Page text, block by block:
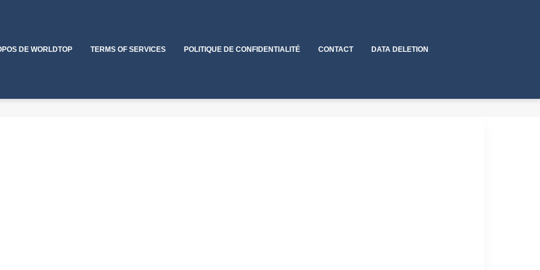
DE WORLDTOP TERMS OF SERVICES POLITIQUE DE CONFIDENTIALITÉ CONTACT DATA DELETION